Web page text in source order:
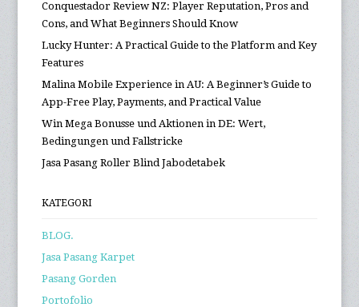
Conquestador Review NZ: Player Reputation, Pros and
Cons, and What Beginners Should Know
Lucky Hunter: A Practical Guide to the Platform and Key
Features
Malina Mobile Experience in AU: A Beginner’s Guide to
App-Free Play, Payments, and Practical Value
Win Mega Bonusse und Aktionen in DE: Wert,
Bedingungen und Fallstricke
Jasa Pasang Roller Blind Jabodetabek
KATEGORI
BLOG.
Jasa Pasang Karpet
Pasang Gorden
Portofolio